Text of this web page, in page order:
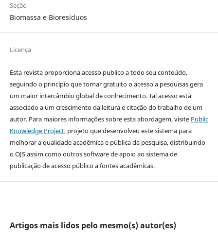
Seção
Biomassa e Bioresíduos
Licença
Esta revista proporciona acesso publico a todo seu conteúdo,
seguindo o princípio que tornar gratuito o acesso a pesquisas gera
um maior intercâmbio global de conhecimento. Tal acesso está
associado a um crescimento da leitura e citação do trabalho de um
autor. Para maiores informações sobre esta abordagem, visite Public
Knowledge Project, projeto que desenvolveu este sistema para
melhorar a qualidade acadêmica e pública da pesquisa, distribuindo
o OJS assim como outros software de apoio ao sistema de
publicação de acesso público a fontes acadêmicas.
Artigos mais lidos pelo mesmo(s) autor(es)